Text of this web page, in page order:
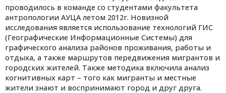
проводилось в команде со студентами факультета
антропологии АУЦА летом 2012г. Новизной
исследования является использование технологий ГИС
(Географические Информационные Системы) для
графического анализа районов проживания, работы и
отдыха, а также маршрутов передвижения мигрантов и
городских жителей. Также методика включила анализ
когнитивных карт – того как мигранты и местные
жители знают и воспринимают город и друг друга.